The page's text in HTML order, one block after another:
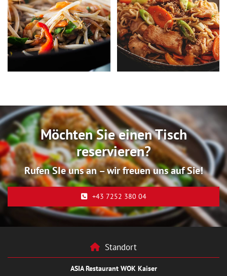
Möchten Sie einen Tisch
reservieren?
Rufen SIe uns an – wir freuen uns auf Sie!
+43 7252 380 04
 Standort
ASIA Restaurant WOK Kaiser